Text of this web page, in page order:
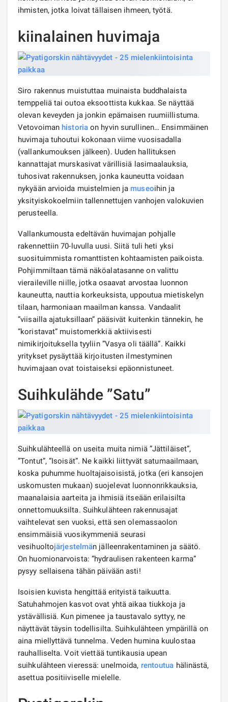
ihmisten, jotka loivat tällaisen ihmeen, työtä.
kiinalainen huvimaja
Siro rakennus muistuttaa muinaista buddhalaista
temppeliä tai outoa eksoottista kukkaa. Se näyttää
olevan keveyden ja jonkin epämaisen ruumiillistuma.
Vetovoiman historiaon hyvin surullinen… Ensimmäinen
huvimaja tuhoutui kokonaan viime vuosisadalla
(vallankumouksen jälkeen). Uuden hallituksen
kannattajat murskasivat värillisiä lasimaalauksia,
tuhosivat rakennuksen, jonka kauneutta voidaan
nykyään arvioida muistelmien ja museoihin ja
yksityiskokoelmiin tallennettujen vanhojen valokuvien
perusteella.
Vallankumousta edeltävän huvimajan pohjalle
rakennettiin 70-luvulla uusi. Siitä tuli heti yksi
suosituimmista romanttisten kohtaamisten paikoista.
Pohjimmiltaan tämä näköalatasanne on valittu
vieraileville niille, jotka osaavat arvostaa luonnon
kauneutta, nauttia korkeuksista, uppoutua mietiskelyn
tilaan, harmoniaan maailman kanssa. Vandaalit
”viisailla ajatuksillaan” pääsivät kuitenkin tännekin, he
”koristavat” muistomerkkiä aktiivisesti
nimikirjoituksella tyyliin ”Vasya oli täällä”. Kaikki
yritykset pysäyttää kirjoitusten ilmestyminen
huvimajaan ovat toistaiseksi epäonnistuneet.
Suihkulähde ”Satu”
Suihkulähteellä on useita muita nimiä ”Jättiläiset”,
”Tontut”, ”Isoisät”. Ne kaikki liittyvät satumaailmaan,
koska puhumme huoltajaisoisistä, jotka (eri kansojen
uskomusten mukaan) suojelevat luonnonrikkauksia,
maanalaisia ​​aarteita ja ihmisiä itseään erilaisilta
onnettomuuksilta. Suihkulähteen rakennusajat
vaihtelevat sen vuoksi, että sen olemassaolon
ensimmäisiä vuosikymmeniä seurasi
vesihuoltojärjestelmän jälleenrakentaminen ja säätö.
On huomionarvoista: ”hydraulisen rakenteen karma”
pysyy sellaisena tähän päivään asti!
Isoisien kuvista hengittää erityistä taikuutta.
Satuhahmojen kasvot ovat yhtä aikaa tiukkoja ja
ystävällisiä. Kun pimenee ja taustavalo syttyy, ne
näyttävät täysin todellisilta. Suihkulähteen ympärillä on
aina miellyttävä tunnelma. Veden humina kuulostaa
rauhalliselta. Voit viettää tuntikausia upean
suihkulähteen vieressä: unelmoida, rentoutua hälinästä,
asettua positiiviselle mielelle.